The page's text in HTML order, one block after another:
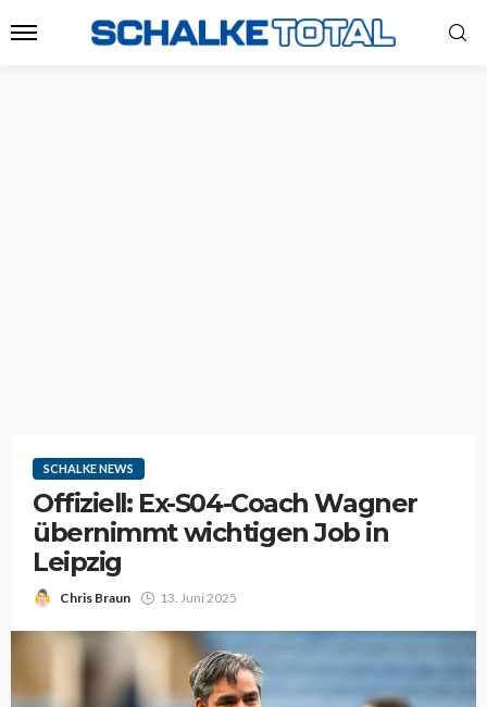
SCHALKE NEWS
Offiziell: Ex-S04-Coach Wagner
übernimmt wichtigen Job in
Leipzig
Chris Braun 13. Juni 2025